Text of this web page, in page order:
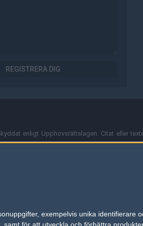
exempelvis unika identifierare
REGISTRERA DIG
enligt Upphovsrättslagen. Citat eller
enskild skribent och överensstämmer inte
frågor rörande sajten kan du skicka iväg ett
information så som t.ex.
cookies kan du stänga av cookies i din